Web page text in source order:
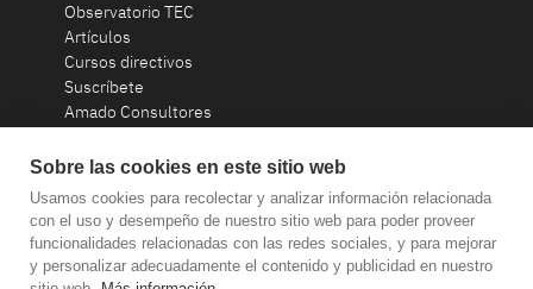
Observatorio TEC
Artículos
Cursos directivos
Suscríbete
Amado Consultores
Contacto
consultoria@amadoconsultores.com
+34 93 319 58 20
Sobre las cookies en este sitio web
Usamos cookies para recolectar y analizar información relacionada
con el uso y desempeño de nuestro sitio web para poder proveer
funcionalidades relacionadas con las redes sociales, y para mejorar
y personalizar adecuadamente el contenido y publicidad en nuestro